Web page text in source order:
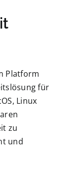
Platform
für
Linux
zu
und